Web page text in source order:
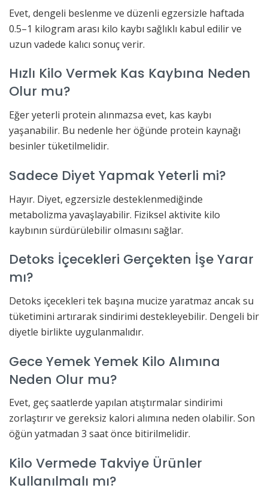
Evet, dengeli beslenme ve düzenli egzersizle haftada
0.5–1 kilogram arası kilo kaybı sağlıklı kabul edilir ve
uzun vadede kalıcı sonuç verir.
Hızlı Kilo Vermek Kas Kaybına Neden
Olur mu?
Eğer yeterli protein alınmazsa evet, kas kaybı
yaşanabilir. Bu nedenle her öğünde protein kaynağı
besinler tüketilmelidir.
Sadece Diyet Yapmak Yeterli mi?
Hayır. Diyet, egzersizle desteklenmediğinde
metabolizma yavaşlayabilir. Fiziksel aktivite kilo
kaybının sürdürülebilir olmasını sağlar.
Detoks İçecekleri Gerçekten İşe Yarar
mı?
Detoks içecekleri tek başına mucize yaratmaz ancak su
tüketimini artırarak sindirimi destekleyebilir. Dengeli bir
diyetle birlikte uygulanmalıdır.
Gece Yemek Yemek Kilo Alımına
Neden Olur mu?
Evet, geç saatlerde yapılan atıştırmalar sindirimi
zorlaştırır ve gereksiz kalori alımına neden olabilir. Son
öğün yatmadan 3 saat önce bitirilmelidir.
Kilo Vermede Takviye Ürünler
Kullanılmalı mı?